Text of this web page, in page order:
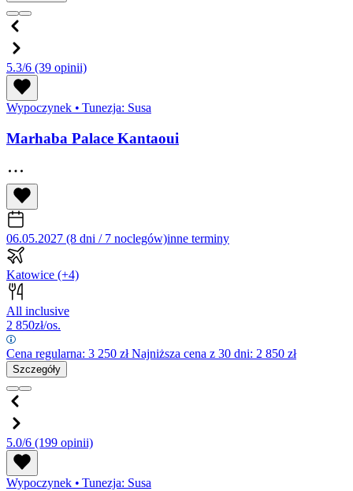
5.3/6 (39 opinii)
Wypoczynek • Tunezja: Susa
Marhaba Palace Kantaoui
06.05.2027 (8 dni / 7 noclegów)inne terminy
Katowice (+4)
All inclusive
2 850zł/os.
Cena regularna: 3 250 złNajniższa cena z 30 dni: 2 850 zł
Szczegóły
5.0/6 (199 opinii)
Wypoczynek • Tunezja: Susa